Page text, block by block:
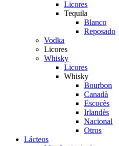
Licores
Tequila
Blanco
Reposado
Vodka
Licores
Whisky
Licores
Whisky
Bourbon
Canadà
Escocès
Irlandès
Nacional
Otros
Lácteos